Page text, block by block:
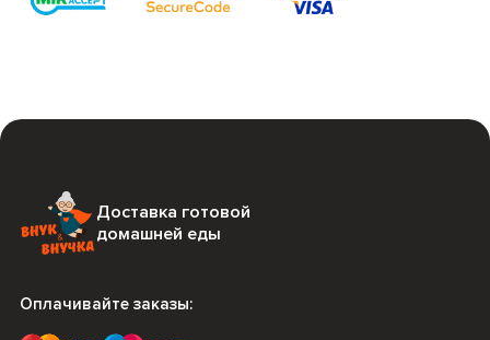
Доставка готовой
домашней еды
Оплачивайте заказы: